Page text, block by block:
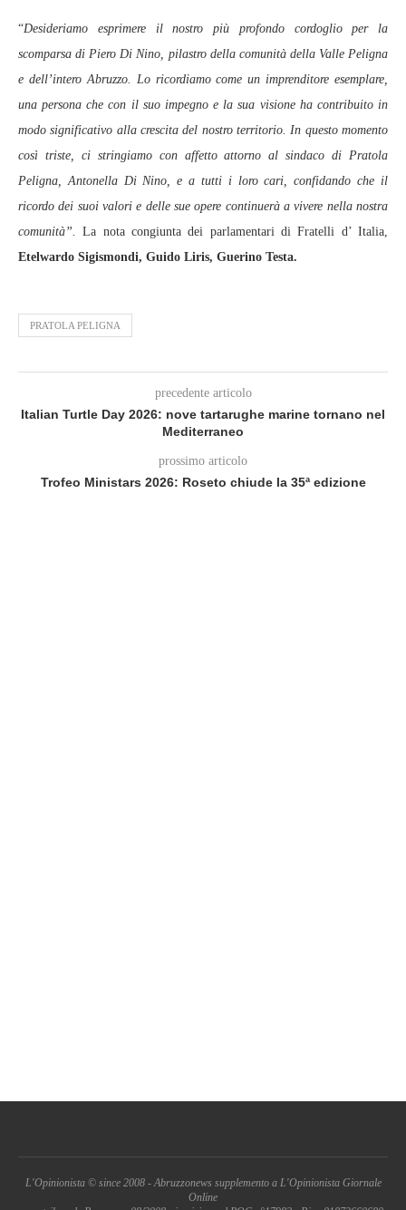
“Desideriamo esprimere il nostro più profondo cordoglio per la
scomparsa di Piero Di Nino, pilastro della comunità della Valle Peligna
e dell’intero Abruzzo. Lo ricordiamo come un imprenditore esemplare,
una persona che con il suo impegno e la sua visione ha contribuito in
modo significativo alla crescita del nostro territorio. In questo momento
così triste, ci stringiamo con affetto attorno al sindaco di Pratola
Peligna, Antonella Di Nino, e a tutti i loro cari, confidando che il
ricordo dei suoi valori e delle sue opere continuerà a vivere nella nostra
comunità”.
La nota congiunta dei parlamentari di Fratelli d’ Italia,
Etelwardo Sigismondi, Guido Liris, Guerino Testa.
PRATOLA PELIGNA
precedente articolo
Italian Turtle Day 2026: nove tartarughe marine tornano nel
Mediterraneo
prossimo articolo
Trofeo Ministars 2026: Roseto chiude la 35ª edizione
L'Opinionista © since 2008 - Abruzzonews supplemento a L'Opinionista Giornale
Online